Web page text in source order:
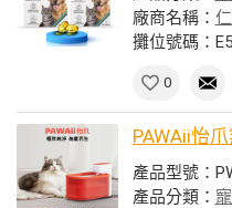
廠商名稱：
攤位號碼：
0
PAWAii怡
產品型號：
產品分類：